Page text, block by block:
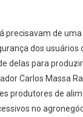
precisavam de
dos usuários
delas para
Carlos Massa
produtores de
no